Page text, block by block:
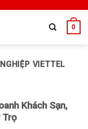
0
VIETTEL
Khách Sạn,
Trọ